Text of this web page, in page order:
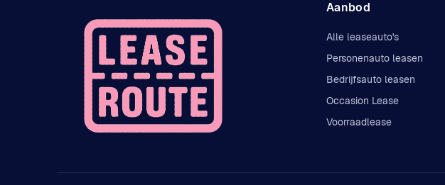
Aanbod
Alle leaseauto's
Personenauto leasen
Bedrijfsauto leasen
Occasion Lease
Voorraadlease